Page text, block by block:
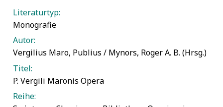
Literaturtyp:
Monografie
Autor:
Vergilius Maro, Publius / Mynors, Roger A. B. (Hrsg.)
Titel:
P. Vergili Maronis Opera
Reihe: